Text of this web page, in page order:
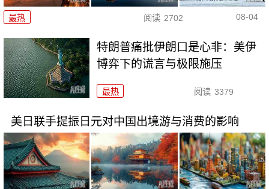
最热 阅读 2702 08-04
特朗普痛批伊朗口是心非：美伊
博弈下的谎言与极限施压
最热 阅读 3379
美日联手提振日元对中国出境游与消费的影响